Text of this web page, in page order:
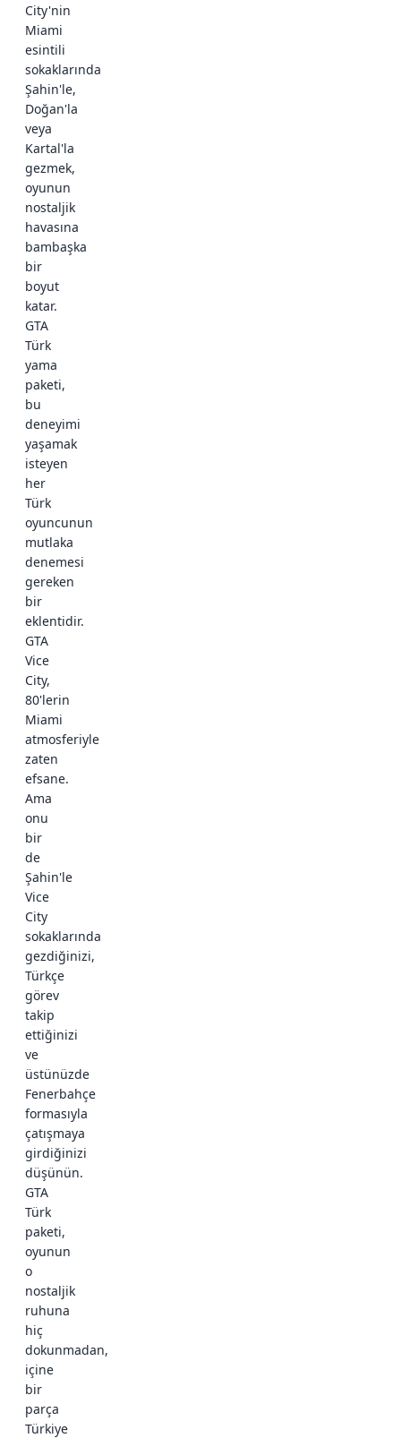
City'nin
Miami
esintili
sokaklarında
Şahin'le,
Doğan'la
veya
Kartal'la
gezmek,
oyunun
nostaljik
havasına
bambaşka
bir
boyut
katar.
GTA
Türk
yama
paketi,
bu
deneyimi
yaşamak
isteyen
her
Türk
oyuncunun
mutlaka
denemesi
gereken
bir
eklentidir.
GTA
Vice
City,
80'lerin
Miami
atmosferiyle
zaten
efsane.
Ama
onu
bir
de
Şahin'le
Vice
City
sokaklarında
gezdiğinizi,
Türkçe
görev
takip
ettiğinizi
ve
üstünüzde
Fenerbahçe
formasıyla
çatışmaya
girdiğinizi
düşünün.
GTA
Türk
paketi,
oyunun
o
nostaljik
ruhuna
hiç
dokunmadan,
içine
bir
parça
Türkiye